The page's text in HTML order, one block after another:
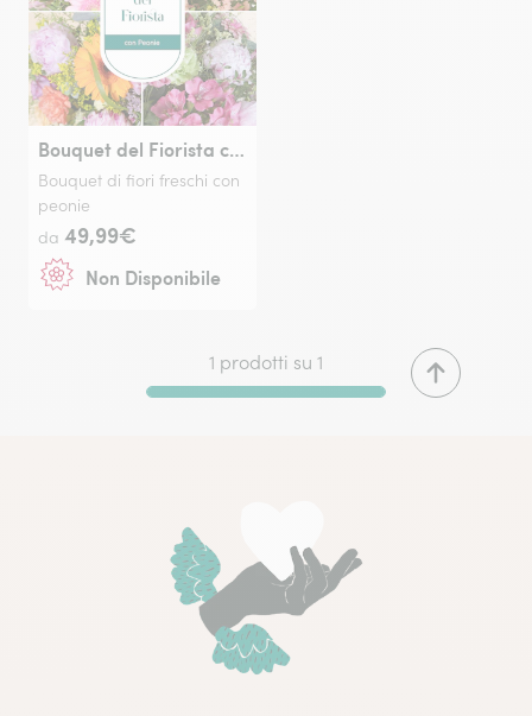
Bouquet del Fiorista con Peonie
Bouquet di fiori freschi con
peonie
da 49,99€
Non Disponibile
1 prodotti su 1